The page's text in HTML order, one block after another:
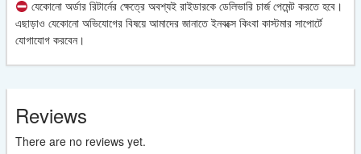
যেকোনো অর্ডার রিটার্নের ক্ষেত্রে অবশ্যই রাইডারকে ডেলিভারি চার্জ পেমেন্ট করতে হবে।
এছাড়াও যেকোনো অভিযোগের বিষয়ে আমাদের জানাতে ইনবক্সে কিংবা কাস্টমার সাপোর্টে
যোগাযোগ করবেন।
Reviews
There are no reviews yet.